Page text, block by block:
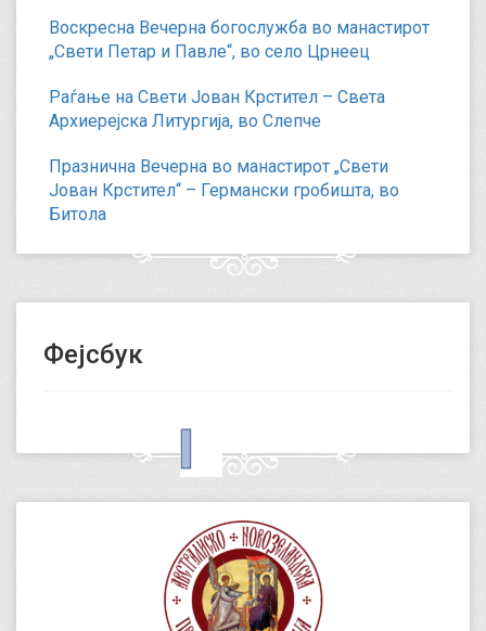
Воскресна Вечерна богослужба во манастирот
„Свети Петар и Павле“, во село Црнеец
Раѓање на Свети Јован Крстител – Света
Архиерејска Литургија, во Слепче
Празнична Вечерна во манастирот „Свети
Јован Крстител“ – Германски гробишта, во
Битола
Фејсбук